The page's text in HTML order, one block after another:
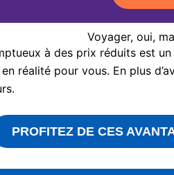
Voyager, oui,
à des prix réduits est
réalité pour vous. En plus
PROFITEZ DE CES